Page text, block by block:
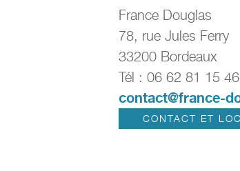
France Douglas
78, rue Jules Ferry
33200 Bordeaux
Tél : 06 62 81 15 46
contact@france-
CONTACT ET